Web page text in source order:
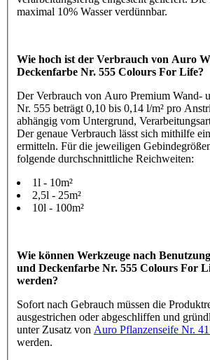
maximal 10% Wasser verdünnbar.
Wie hoch ist der Verbrauch von Auro
Deckenfarbe Nr. 555 Colours For Life?
Der Verbrauch von Auro Premium Wand-
Nr. 555 beträgt 0,10 bis 0,14 l/m² pro
abhängig vom Untergrund,
Der genaue Verbrauch lässt sich mithilfe
ermitteln. Für die jeweiligen
folgende durchschnittliche Reichweiten:
1l - 10m²
2,5l - 25m²
10l - 100m²
Wie können Werkzeuge nach
und Deckenfarbe Nr. 555 Colours For
werden?
Sofort nach Gebrauch müssen die
ausgestrichen oder abgeschliffen und
unter Zusatz von Auro Pflanzenseife Nr.
werden.